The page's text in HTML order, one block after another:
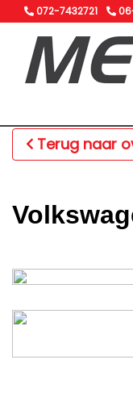
072-7432721
Terug naar